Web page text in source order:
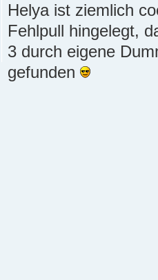
Helya ist ziemlich
Fehlpull hingelegt,
3 durch eigene
gefunden